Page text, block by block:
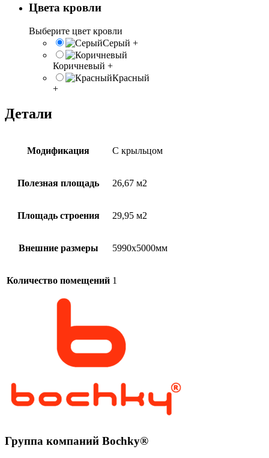
Цвета кровли
Выберите цвет кровли
Серый +
Коричневый +
Красный
+
Детали
Модификация С крыльцом
Полезная площадь 26,67 м2
Площадь строения 29,95 м2
Внешние размеры 5990х5000мм
Количество помещений 1
Группа компаний Bochky®